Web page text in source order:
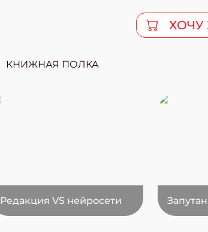
КНИЖНАЯ ПОЛКА
Редакция VS нейросети